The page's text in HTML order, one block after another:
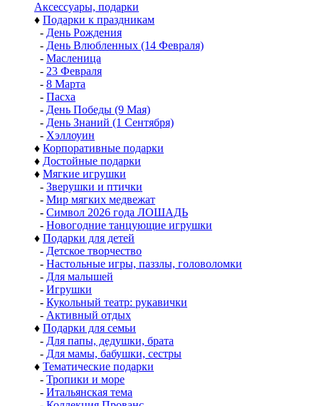
Аксессуары, подарки
♦ Подарки к праздникам
- День Рождения
- День Влюбленных (14 Февраля)
- Масленица
- 23 Февраля
- 8 Марта
- Пасха
- День Победы (9 Мая)
- День Знаний (1 Сентября)
- Хэллоуин
♦ Корпоративные подарки
♦ Достойные подарки
♦ Мягкие игрушки
- Зверушки и птички
- Мир мягких медвежат
- Символ 2026 года ЛОШАДЬ
- Новогодние танцующие игрушки
♦ Подарки для детей
- Детское творчество
- Настольные игры, паззлы, головоломки
- Для малышей
- Игрушки
- Кукольный театр: рукавички
- Активный отдых
♦ Подарки для семьи
- Для папы, дедушки, брата
- Для мамы, бабушки, сестры
♦ Тематические подарки
- Тропики и море
- Итальянская тема